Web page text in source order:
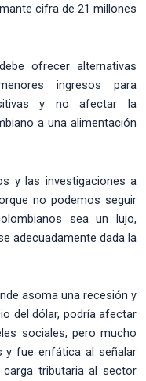
cifra de 21 millones
ofrecer alternativas
ingresos para
y no afectar la
a una alimentación
y las investigaciones a
no podemos seguir
sea un lujo,
adecuadamente dada la
asoma una recesión y
del dólar, podría afectar
sociales, pero mucho
y fue enfática al señalar
carga tributaria al sector